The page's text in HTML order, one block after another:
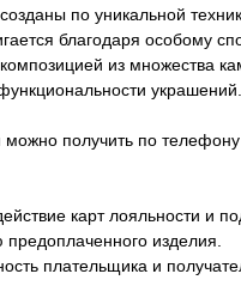
по уникальной
благодаря особому
из множества
украшений.
получить по
карт лояльности и
изделия.
плательщика и